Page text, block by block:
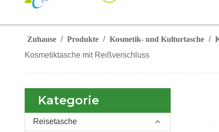
Zuhause / Produkte / Kosmetik- und Kulturtasche /
Kosmetiktasche mit Reißverschluss
Kategorie
Reisetasche